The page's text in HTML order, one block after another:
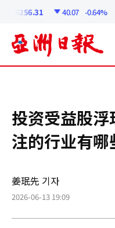
6256.31 40.07 -0.64%
投资受益股
注的行业有哪
姜珉先 기자
2026-06-13 19:09